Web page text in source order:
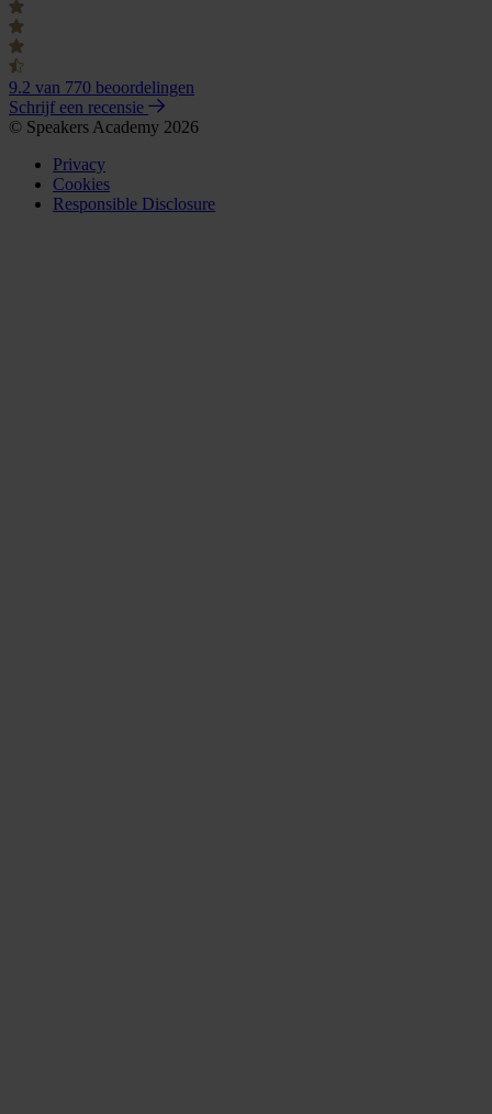
9.2 van 770 beoordelingen
Schrijf een recensie
© Speakers Academy 2026
Privacy
Cookies
Responsible Disclosure